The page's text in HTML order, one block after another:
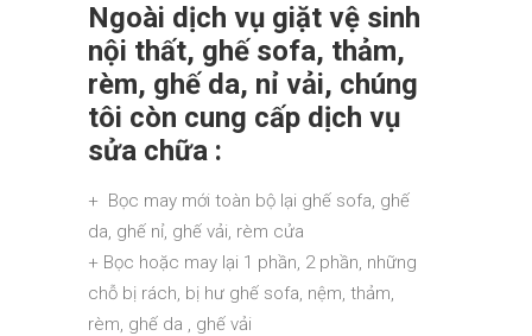
Ngoài dịch vụ giặt vệ sinh
nội thất, ghế sofa, thảm,
rèm, ghế da, nỉ vải, chúng
tôi còn cung cấp dịch vụ
sửa chữa :
+ Bọc may mới toàn bộ lại ghế sofa, ghế
da, ghế nỉ, ghế vải, rèm cửa
+ Bọc hoặc may lại 1 phần, 2 phần, những
chỗ bị rách, bị hư ghế sofa, nệm, thảm,
rèm, ghế da , ghế vải